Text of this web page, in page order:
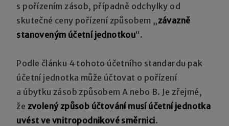
s pořízením zásob, případně odchylky od
skutečné ceny pořízení způsobem „závazně
stanoveným účetní jednotkou“.
Podle článku 4 tohoto účetního standardu pak
účetní jednotka může účtovat o pořízení
a úbytku zásob způsobem A nebo B. Je zřejmé,
že zvolený způsob účtování musí účetní jednotka
uvést ve vnitropodnikové směrnici.